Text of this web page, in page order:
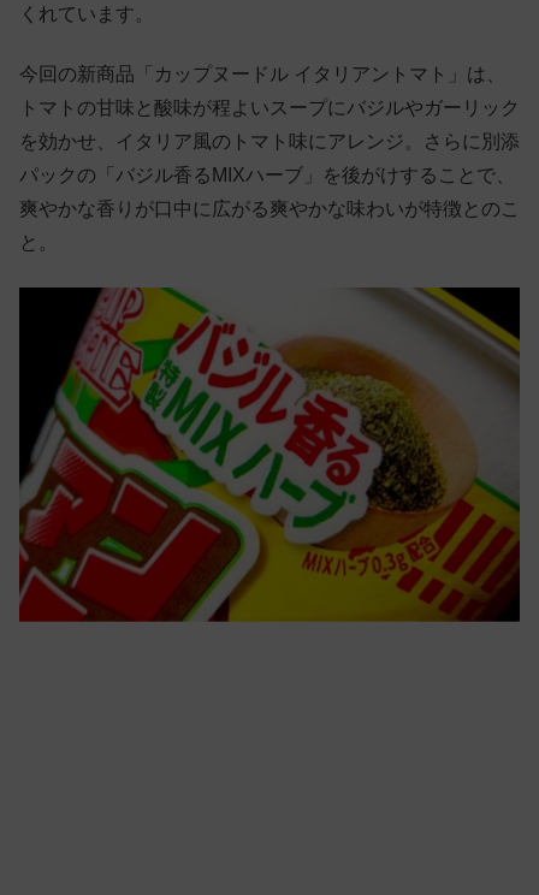
くれています。
今回の新商品「カップヌードル イタリアントマト」は、
トマトの甘味と酸味が程よいスープにバジルやガーリック
を効かせ、イタリア風のトマト味にアレンジ。さらに別添
パックの「バジル香るMIXハーブ」を後がけすることで、
爽やかな香りが口中に広がる爽やかな味わいが特徴とのこ
と。